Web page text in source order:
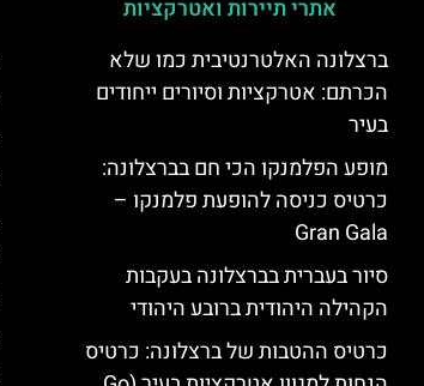
אתרי תיירות ואטרקציות
ברצלונה האלטרנטיבית כמו שלא
הכרתם: אטרקציות וסיורים ייחודים
בעיר
מופע הפלמנקו הכי חם בברצלונה:
כרטיס כניסה להופעת פלמנקו –
Gran Gala
סיור בעברית בברצלונה בעקבות
הקהילה היהודית ברובע היהודי
כרטיס ההטבות של ברצלונה: כרטיס